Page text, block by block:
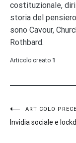
costituzionale,
storia del
sono Cavour,
Rothbard.
Articolo creato 1
articoli
ARTICOLO
Invidia sociale e